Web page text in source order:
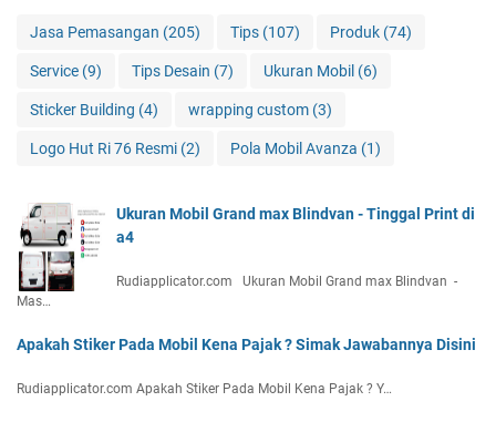
Jasa Pemasangan (205) Tips (107) Produk (74)
Service (9) Tips Desain (7) Ukuran Mobil (6)
Sticker Building (4) wrapping custom (3)
Logo Hut Ri 76 Resmi (2) Pola Mobil Avanza (1)
Ukuran Mobil Grand max Blindvan - Tinggal Print di
a4
Rudiapplicator.com Ukuran Mobil Grand max Blindvan -
Mas…
Apakah Stiker Pada Mobil Kena Pajak ? Simak Jawabannya Disini
Rudiapplicator.com Apakah Stiker Pada Mobil Kena Pajak ? Y…